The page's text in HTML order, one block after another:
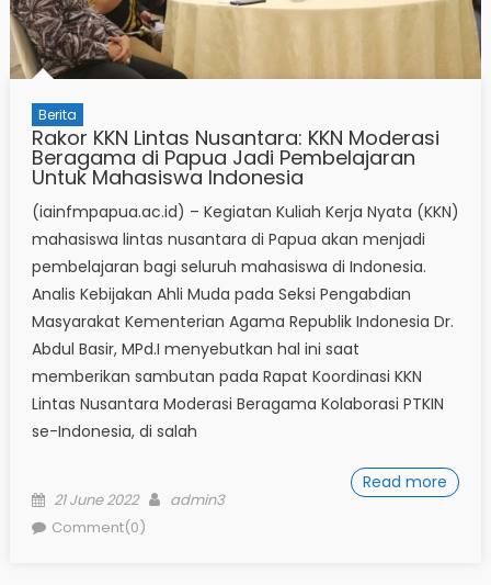
Berita
Rakor KKN Lintas Nusantara: KKN Moderasi
Beragama di Papua Jadi Pembelajaran
Untuk Mahasiswa Indonesia
(iainfmpapua.ac.id) – Kegiatan Kuliah Kerja Nyata (KKN)
mahasiswa lintas nusantara di Papua akan menjadi
pembelajaran bagi seluruh mahasiswa di Indonesia.
Analis Kebijakan Ahli Muda pada Seksi Pengabdian
Masyarakat Kementerian Agama Republik Indonesia Dr.
Abdul Basir, MPd.I menyebutkan hal ini saat
memberikan sambutan pada Rapat Koordinasi KKN
Lintas Nusantara Moderasi Beragama Kolaborasi PTKIN
se-Indonesia, di salah
Read more
Posted
on
21 June 2022 Author
admin3
Comment(0)